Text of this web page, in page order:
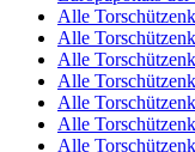
Alle
Alle
Alle
Alle
Alle
Alle
Alle